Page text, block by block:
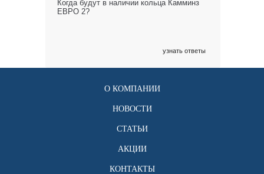
Когда будут в наличии кольца Камминз
ЕВРО 2?
узнать ответы
О КОМПАНИИ
НОВОСТИ
СТАТЬИ
АКЦИИ
КОНТАКТЫ